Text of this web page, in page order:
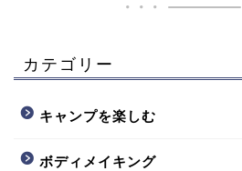
カテゴリー
キャンプを楽しむ
ボディメイキング